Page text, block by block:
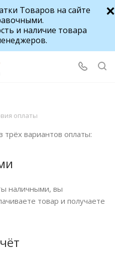
Товаров на сайте
и наличие товара
оплаты
вариантов оплаты:
наличными, вы
товар и получаете